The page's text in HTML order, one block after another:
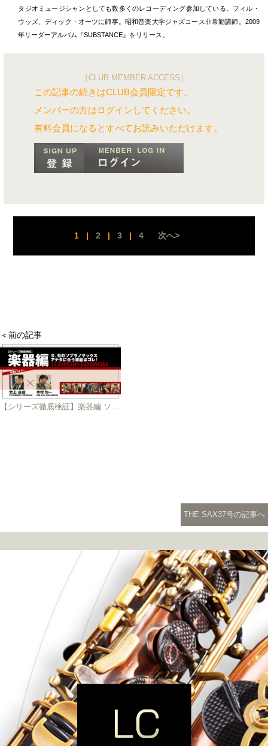
タジオミュージシャンとしても数多くのレコーディング参加している。フィル・
ウッズ、ディック・オーツに師事。昭和音楽大学ジャズコース非常勤講師。2009
年リーダーアルバム『SUBSTANCE』をリリース。
［CLUB MEMBER ACCESS］
この記事の続きはCLUB会員限定です。
メンバーの方はログインしてください。
有料会員になるとすべてお読みいただけます。
1 | 2 | 3 | 4 次へ>
＜前の記事
THE SAX37号の記事へ